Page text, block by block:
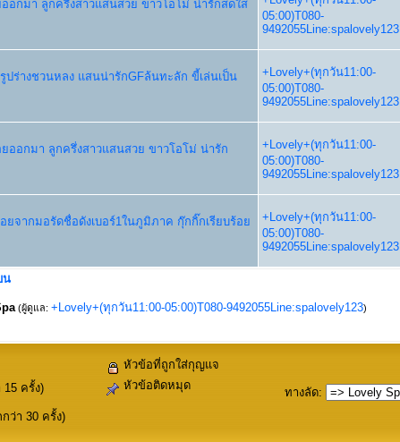
อกมา ลูกครึ่งสาวแสนสวย ขาวโอโม่ น่ารักสดใส
05:00)T080-
9492055Line:spalovely123
ปร่างชวนหลง แสนน่ารักGFล้นทะลัก ขี้เล่นเป็น
+Lovely+(ทุกวัน11:00-
05:00)T080-
9492055Line:spalovely123
ออกมา ลูกครึ่งสาวแสนสวย ขาวโอโม่ น่ารัก
+Lovely+(ทุกวัน11:00-
05:00)T080-
9492055Line:spalovely123
จากมอรัดชื่อดังเบอร์1ในภูมิภาค กุ๊กกิ๊กเรียบร้อย
+Lovely+(ทุกวัน11:00-
05:00)T080-
9492055Line:spalovely123
น
(ผู้ดูแล: +Lovely+(ทุกวัน11:00-05:00)T080-9492055Line:spalovely123)
ครั้ง)
ว่า 30 ครั้ง)
หัวข้อที่ถูกใส่กุญแจ
หัวข้อติดหมุด
ทางลัด: